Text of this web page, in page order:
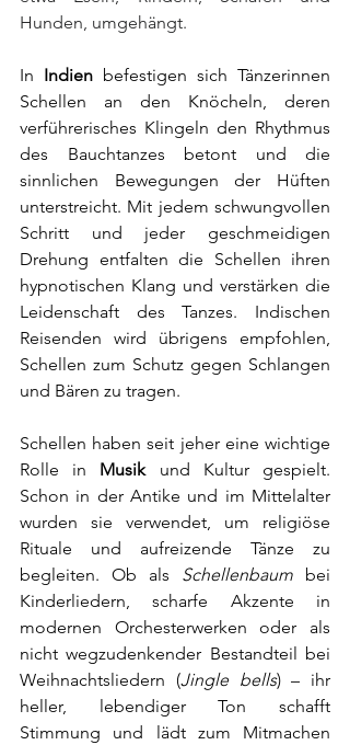
Hunden, umgehängt.
In Indien befestigen sich Tänzerinnen
Schellen an den Knöcheln, deren
verführerisches Klingeln den Rhythmus
des Bauchtanzes betont und die
sinnlichen Bewegungen der Hüften
unterstreicht. Mit jedem schwungvollen
Schritt und jeder geschmeidigen
Drehung entfalten die Schellen ihren
hypnotischen Klang und verstärken die
Leidenschaft des Tanzes. Indischen
Reisenden wird übrigens empfohlen,
Schellen zum Schutz gegen Schlangen
und Bären zu tragen.
Schellen haben seit jeher eine wichtige
Rolle in Musik und Kultur gespielt.
Schon in der Antike und im Mittelalter
wurden sie verwendet, um religiöse
Rituale und aufreizende Tänze zu
begleiten. Ob als Schellenbaum bei
Kinderliedern, scharfe Akzente in
modernen Orchesterwerken oder als
nicht wegzudenkender Bestandteil bei
Weihnachtsliedern (Jingle bells) – ihr
heller, lebendiger Ton schafft
Stimmung und lädt zum Mitmachen